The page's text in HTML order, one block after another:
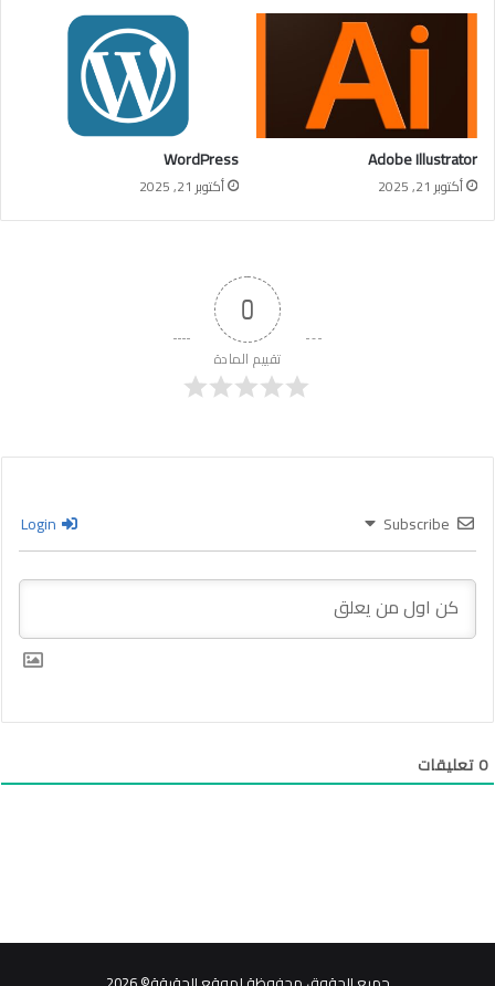
Adobe Illustrator
أكتوبر 21, 2025
WordPress
أكتوبر 21, 2025
0
تقييم المادة
Subscribe
0تعليقات